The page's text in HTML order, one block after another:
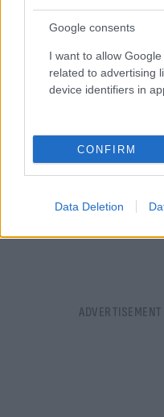
Google consents
I want to allow
related to advertising
device identifiers in
CONFIRM
Data Deletion
αποδίδεται τόσο στον
όσο και στη